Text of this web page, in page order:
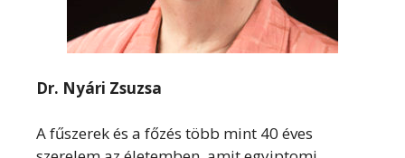
Dr. Nyári Zsuzsa
A fűszerek és a főzés több mint 40 éves